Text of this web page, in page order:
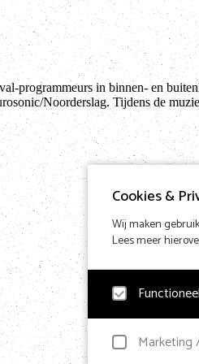
Cookies &
Wij maken
Lees meer
Functioneel
Noodzakelijk
Marketing
programmeurs in binnen- en
Noorderslag. Tijdens de